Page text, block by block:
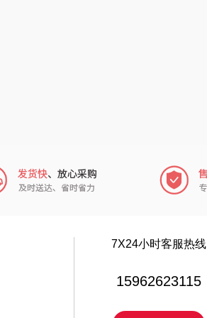
乐而雅
7X24小时客服热线
15962623115